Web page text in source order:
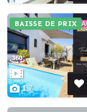
17
BAISSE DE PRIX